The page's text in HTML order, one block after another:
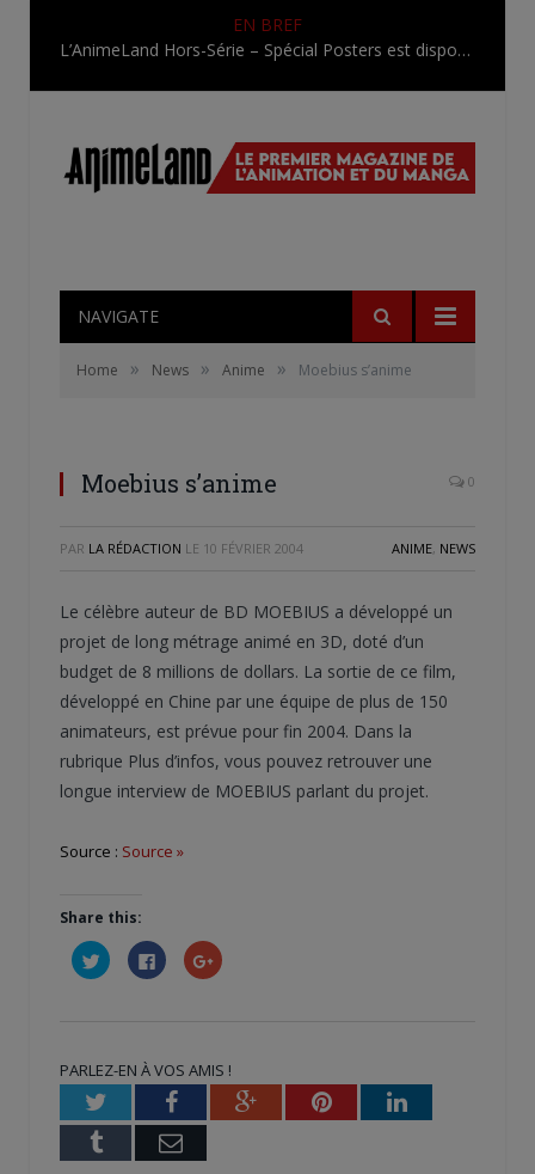
EN BREF
L’AnimeLand Hors-Série – Spécial Posters est disponible !
NAVIGATE
Home » News » Anime » Moebius s’anime
Moebius s’anime 0
PAR LA RÉDACTION LE 10 FÉVRIER 2004 ANIME, NEWS
Le célèbre auteur de BD MOEBIUS a développé un
projet de long métrage animé en 3D, doté d’un
budget de 8 millions de dollars. La sortie de ce film,
développé en Chine par une équipe de plus de 150
animateurs, est prévue pour fin 2004. Dans la
rubrique Plus d’infos, vous pouvez retrouver une
longue interview de MOEBIUS parlant du projet.
Source : Source »
Share this:
Cliquez
pour
partager
fenêtre)
Cliquez
pour
partager
fenêtre)
Cliquez
pour
nouvelle
fenêtre)
PARLEZ-EN À VOS AMIS !
TwitterFacebookGoogle+PinterestLinkedIn
Tumblr Email